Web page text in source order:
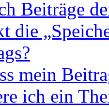
Beiträge
die
mein
ich ein